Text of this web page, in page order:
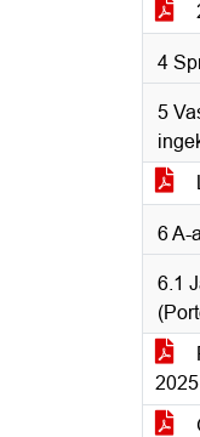
4
5
6 A-
6.1
2025